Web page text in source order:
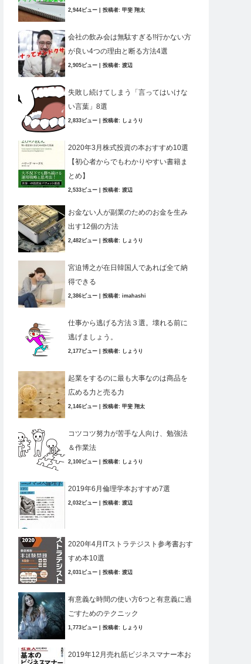
2,944ビュー 投稿者: 甲斐 翔太
会社の飲み会は無駄すぎる!!行かない方
が良い4つの理由と断る方法4選
2,905ビュー 投稿者: 渡辺
失敗し続けてしまう「言ってはいけな
い言葉」8選
2,833ビュー 投稿者: しょうり
2020年3月株式投資の本おすすめ10選
【初心者からでもわかりやすい書籍ま
とめ】
2,533ビュー 投稿者: 渡辺
お金ない人が副業のためのお金を生み
出す12個の方法
2,482ビュー 投稿者: しょうり
宮迫博之が在日韓国人であれば全て納
得できる
2,386ビュー 投稿者: imahashi
仕事から逃げる方法３選。壊れる前に
逃げましょう。
2,177ビュー 投稿者: しょうり
起業をするのに最も大事なのは商品を
広める力と売る力
2,146ビュー 投稿者: 甲斐 翔太
コツコツ努力が苦手な人向け、勉強法
＆作業法
2,100ビュー 投稿者: しょうり
2019年6月倫理学本おすすめ7選
2,032ビュー 投稿者: 渡辺
2020年4月ITストラテジスト参考書おす
すめ本10選
2,031ビュー 投稿者: 渡辺
有意義な時間の使い方6つと有意義に過
ごすためのテクニック
1,773ビュー 投稿者: しょうり
2019年12月売れ筋ビジネスマナー本お